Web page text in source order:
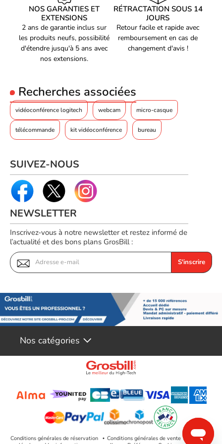
Utilisation recommandée
Téléphone, ordinateur,
conférence
Sortie audio
Technologie de
connectivité
Sans fil
Profils Bluetooth
Profil mains libres (HFP), Profil
de casque (HSP), Profil de
distribution audio avancée
(A2DP)
Mode de sortie audio
Stéreo
Commandes
Touche secret, volume,
Connexions
Type de connecteur
Casque micro (mini-téléphone
3,5 mm 4 pôles)
Divers
Accessoires inclus
Transformateur
Consommation en
fonctionnement
25 Watt
Code EAN
Référence produit
Voir produits Jabra
NOS GARANTIES ET
EXTENSIONS
2 ans de garantie inclus sur
les produits neufs, possibilité
d'étendre jusqu'à 5 ans avec
nos extensions.
RÉTRACTATION SOUS 14
JOURS
Retour facile et rapide avec
remboursement en cas de
changement d'avis !
Recherches associées
vidéoconférence logitech webcam micro-casque
télécommande kit vidéoconférence bureau
SUIVEZ-NOUS
NEWSLETTER
Inscrivez-vous à notre newsletter et restez informé de
l’actualité et des bons plans GrosBill :
S'inscrire
Nos catégories
Conditions générales de réservation Conditions générales de vente
Mentions